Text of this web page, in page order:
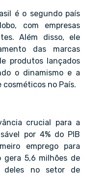
é o segundo país
com empresas
Além disso, ele
das marcas
produtos lançados
o dinamismo e a
no País.
crucial para a
por 4% do PIB
emprego para
gera 5,6 milhões de
deles no setor de